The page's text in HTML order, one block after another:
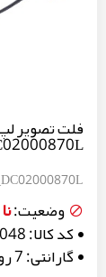
وضعیت:
کد کالا:
گارانتی:7 روز مهلت تست